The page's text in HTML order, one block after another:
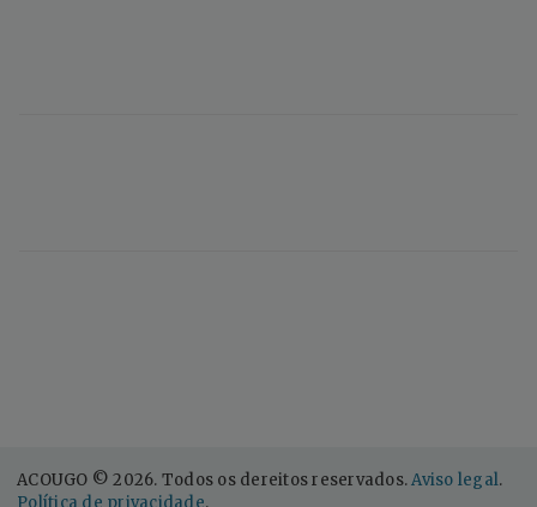
ACOUGO © 2026. Todos os dereitos reservados.Aviso legal.
Política de privacidade.